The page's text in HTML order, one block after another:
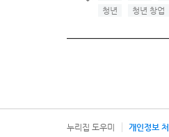
청년
청년 창업
누리집 도우미 개인정보